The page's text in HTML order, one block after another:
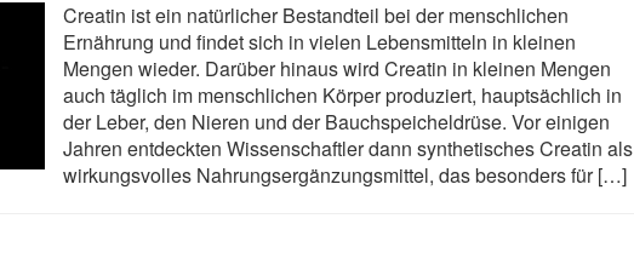
Creatin ist ein natürlicher Bestandteil bei der menschlichen
Ernährung und findet sich in vielen Lebensmitteln in kleinen
Mengen wieder. Darüber hinaus wird Creatin in kleinen Mengen
auch täglich im menschlichen Körper produziert, hauptsächlich in
der Leber, den Nieren und der Bauchspeicheldrüse. Vor einigen
Jahren entdeckten Wissenschaftler dann synthetisches Creatin als
wirkungsvolles Nahrungsergänzungsmittel, das besonders für […]